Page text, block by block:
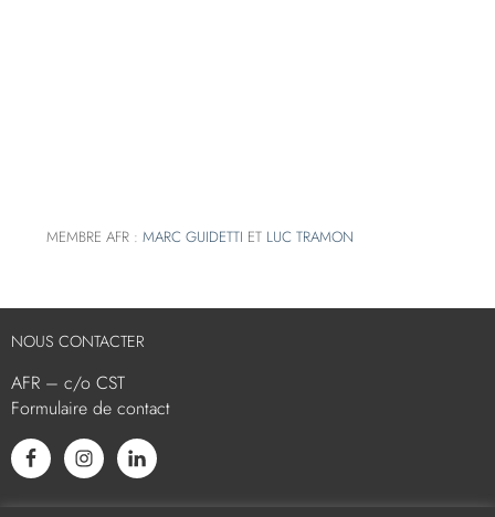
MEMBRE AFR :MARC GUIDETTI ET LUC TRAMON
NOUS CONTACTER
AFR – c/o CST
Formulaire de contact